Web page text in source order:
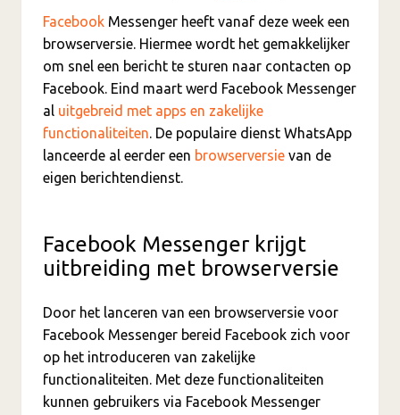
Facebook Messenger heeft vanaf deze week een
browserversie. Hiermee wordt het gemakkelijker
om snel een bericht te sturen naar contacten op
Facebook. Eind maart werd Facebook Messenger
al uitgebreid met apps en zakelijke
functionaliteiten. De populaire dienst WhatsApp
lanceerde al eerder een browserversie van de
eigen berichtendienst.
Facebook Messenger krijgt
uitbreiding met browserversie
Door het lanceren van een browserversie voor
Facebook Messenger bereid Facebook zich voor
op het introduceren van zakelijke
functionaliteiten. Met deze functionaliteiten
kunnen gebruikers via Facebook Messenger